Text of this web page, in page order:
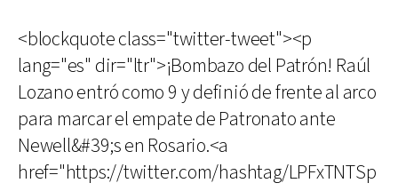
<blockquote class="twitter-tweet"><p
lang="es" dir="ltr">¡Bombazo del Patrón! Raúl
Lozano entró como 9 y definió de frente al arco
para marcar el empate de Patronato ante
Newell&#39;s en Rosario.<a
href="https://twitter.com/hashtag/LPFxTNTSp